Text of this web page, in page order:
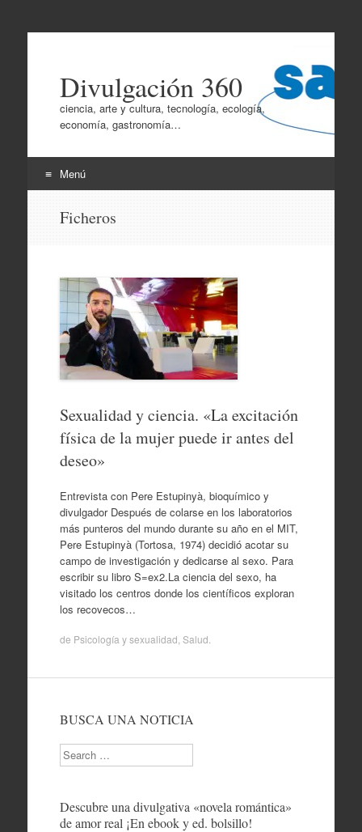
Divulgación 360
ciencia, arte y cultura, tecnología, ecología,
economía, gastronomía…
Menú
Ficheros
Sexualidad y ciencia. «La excitación
física de la mujer puede ir antes del
deseo»
Entrevista con Pere Estupinyà, bioquímico y
divulgador Después de colarse en los laboratorios
más punteros del mundo durante su año en el MIT,
Pere Estupinyà (Tortosa, 1974) decidió acotar su
campo de investigación y dedicarse al sexo. Para
escribir su libro S=ex2.La ciencia del sexo, ha
visitado los centros donde los científicos exploran
los recovecos…
de Psicología y sexualidad Salud
BUSCA UNA NOTICIA
Search
Descubre una divulgativa «novela romántica»
de amor real ¡En ebook y ed. bolsillo!